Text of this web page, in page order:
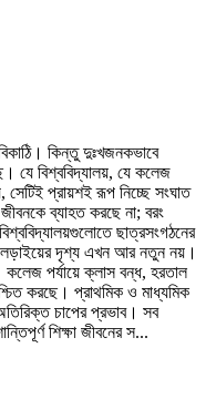
কিন্তু দুঃখজনকভাবে
যে বিশ্ববিদ্যালয়, যে কলেজ
সেটিই প্রায়শই রূপ নিচ্ছে সংঘাত
ব্যাহত করছে না; বরং
ছাত্রসংগঠনের
লড়াইয়ের দৃশ্য এখন আর নতুন নয়।
পর্যায়ে ক্লাস বন্ধ, হরতাল
করছে। প্রাথমিক ও মাধ্যমিক
চাপের প্রভাব। সব
শিক্ষা জীবনের স...